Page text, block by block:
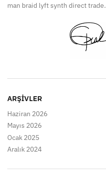
man braid lyft synth direct trade.
ARŞIVLER
Haziran 2026
Mayıs 2026
Ocak 2025
Aralık 2024